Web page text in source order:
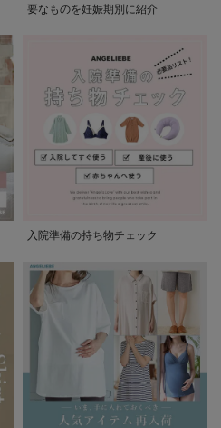
要なものを妊娠期別に紹介
入院準備の持ち物チェック